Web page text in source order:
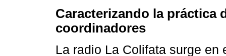
Caracterizando la práctica
coordinadores
La radio La Colifata surge